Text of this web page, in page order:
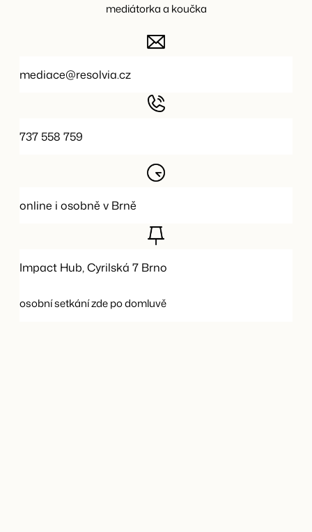
mediátorka a koučka
mediace@resolvia.cz
737 558 759
online i osobně v Brně
Impact Hub, Cyrilská 7 Brno
osobní setkání zde po domluvě